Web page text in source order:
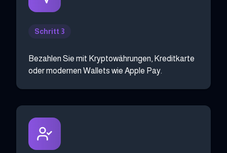
Schritt 3
Bezahlen Sie mit Kryptowährungen, Kreditkarte
oder modernen Wallets wie Apple Pay.